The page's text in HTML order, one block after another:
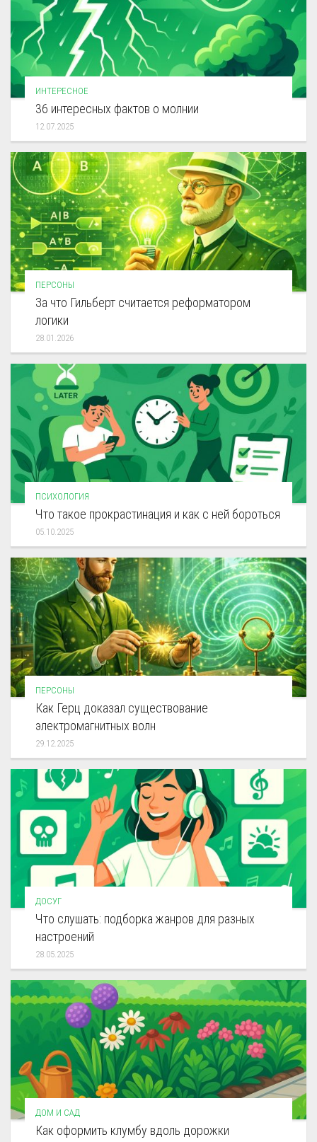
ИНТЕРЕСНОЕ
36 интересных фактов о молнии
12.07.2025
ПЕРСОНЫ
За что Гильберт считается реформатором
логики
28.01.2026
ПСИХОЛОГИЯ
Что такое прокрастинация и как с ней бороться
05.10.2025
ПЕРСОНЫ
Как Герц доказал существование
электромагнитных волн
29.12.2025
ДОСУГ
Что слушать: подборка жанров для разных
настроений
28.05.2025
ДОМ И САД
Как оформить клумбу вдоль дорожки